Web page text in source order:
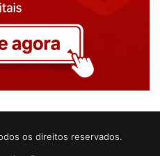
os direitos reservados.